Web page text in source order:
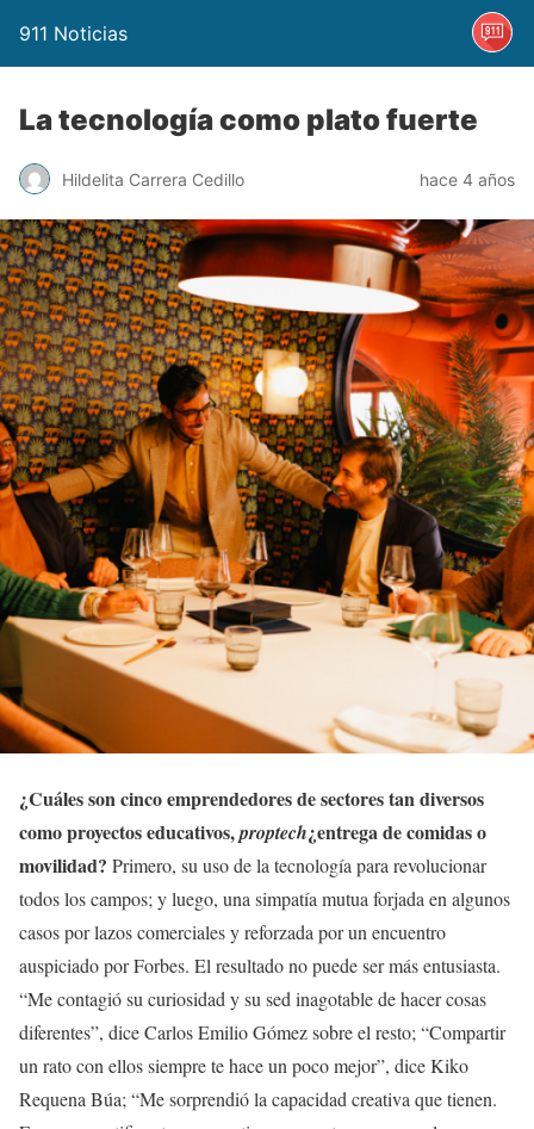
911 Noticias
La tecnología como plato fuerte
Hildelita Carrera Cedillo hace 4 años
¿Cuáles son cinco emprendedores de sectores tan diversos
como proyectos educativos,proptech¿entrega de comidas o
movilidad? Primero, su uso de la tecnología para revolucionar
todos los campos; y luego, una simpatía mutua forjada en algunos
casos por lazos comerciales y reforzada por un encuentro
auspiciado por Forbes. El resultado no puede ser más entusiasta.
“Me contagió su curiosidad y su sed inagotable de hacer cosas
diferentes”, dice Carlos Emilio Gómez sobre el resto; “Compartir
un rato con ellos siempre te hace un poco mejor”, dice Kiko
Requena Búa; “Me sorprendió la capacidad creativa que tienen.